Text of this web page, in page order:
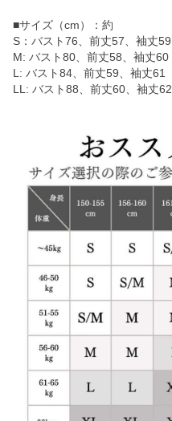
■サイズ（cm）：約
S：バスト76、前丈57、袖丈59
M: バスト80、前丈58、袖丈60
L: バスト84、前丈59、袖丈61
LL: バスト88、前丈60、袖丈62